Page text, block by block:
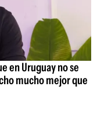
en Uruguay no se
mucho mejor que